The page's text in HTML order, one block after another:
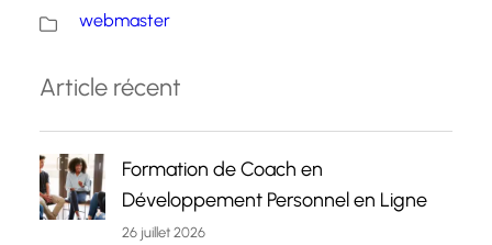
webmaster
Article récent
Formation de Coach en
Développement Personnel en Ligne
26 juillet 2026